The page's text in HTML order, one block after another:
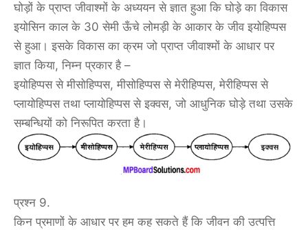
घोड़ों के प्राप्त जीवाश्मों के अध्ययन से ज्ञात हुआ कि घोड़े का विकास
इयोसिन काल के 30 सेमी ऊँचे लोमड़ी के आकार के जीव इयोहिप्पस
से हुआ। इसके विकास का क्रम जो प्राप्त जीवाश्मों के आधार पर
ज्ञात किया, निम्न प्रकार है –
इयोहिप्पस से मीसोहिप्पस, मीसोहिप्पस से मेरीहिप्पस, मेरीहिप्पस से
प्लायोहिप्पस तथा प्लायोहिप्पस से इक्वस, जो आधुनिक घोड़े तथा उसके
सम्बन्धियों को निरूपित करता है।
प्रश्न 9.
किन प्रमाणों के आधार पर हम कह सकते हैं कि जीवन की उत्पत्ति